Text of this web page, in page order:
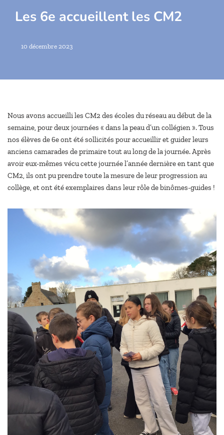
Les 6e accueillent les CM2
10 décembre 2023
Nous avons accueilli les CM2 des écoles du réseau au début de la
semaine, pour deux journées « dans la peau d’un collégien ». Tous
nos élèves de 6e ont été sollicités pour accueillir et guider leurs
anciens camarades de primaire tout au long de la journée. Après
avoir eux-mêmes vécu cette journée l’année dernière en tant que
CM2, ils ont pu prendre toute la mesure de leur progression au
collège, et ont été exemplaires dans leur rôle de binômes-guides !